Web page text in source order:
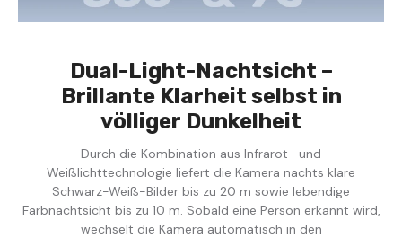
Dual-Light-Nachtsicht –
Brillante Klarheit selbst in
völliger Dunkelheit
Durch die Kombination aus Infrarot- und
Weißlichttechnologie liefert die Kamera nachts klare
Schwarz-Weiß-Bilder bis zu 20 m sowie lebendige
Farbnachtsicht bis zu 10 m. Sobald eine Person erkannt wird,
wechselt die Kamera automatisch in den